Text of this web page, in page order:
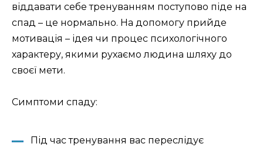
віддавати себе тренуванням поступово піде на
спад – це нормально. На допомогу прийде
мотивація – ідея чи процес психологічного
характеру, якими рухаємо людина шляху до
своєї мети.
Симптоми спаду:
Під час тренування вас переслідує